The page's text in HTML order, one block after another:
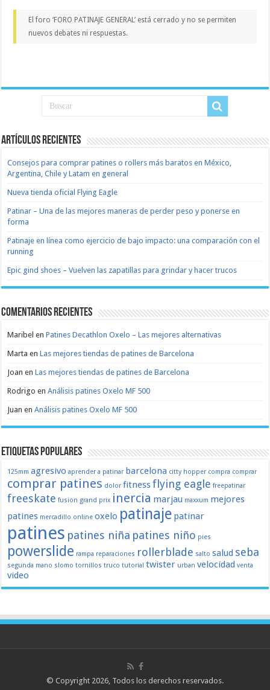
El foro ‘FORO PATINAJE GENERAL’ está cerrado y no se permiten
nuevos debates ni respuestas.
Artículos recientes
Consejos para comprar patines o rollers más baratos en México,
Argentina, Chile y Latam en general
Nueva tienda oficial Flying Eagle
Patinar – Una de las mejores maneras de perder peso y ponerse en
forma
Patinaje en línea como ejercicio de bajo impacto: una comparación con el
running
Epic gind shoes – Vuelven las zapatillas para grindar y hacer trucos
Comentarios recientes
Maribel enPatines Decathlon Oxelo – Las mejores alternativas
Marta enLas mejores tiendas de patines de Barcelona
Joan enLas mejores tiendas de patines de Barcelona
Rodrigo enAnálisis patines Oxelo MF 500
Juan enAnálisis patines Oxelo MF 500
Etiquetas populares
125mm agresivo aprender a patinar barcelona citty hopper compra comprar
comprar patines dolor fitnessflying eagle freepatinar
freeskate fusion grand prix inercia marjau maxxum mejores
patines mercadillo online oxelo patinaje patinar
patines patines niña patines niño pies
powerslide rampa reparaciones rollerblade salto salud seba
segunda mano slomo tornillos truco tutorial twister urban velocidad venta
video
© Copyright 2026, Todos los derechos reservados.